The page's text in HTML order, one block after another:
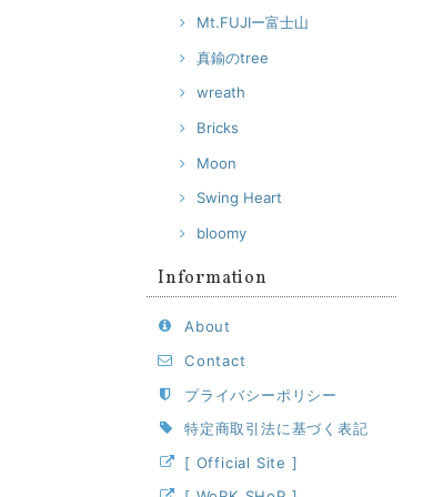
Mt.FUJIー富士山
真鍮のtree
wreath
Bricks
Moon
Swing Heart
bloomy
Information
About
Contact
プライバシーポリシー
特定商取引法に基づく表記
[ Official Site ]